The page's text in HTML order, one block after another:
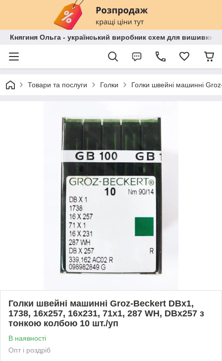
Княгиня Ольга - український виробник схем для вишивки
Товари та послуги Голки Голки швейні машинні
Голки швейні машинні Groz-Beckert DBx1,
1738, 16x257, 16x231, 71x1, 287 WH, DBx257 з
тонкою колбою 10 шт./уп
В наявності
Опт і роздріб